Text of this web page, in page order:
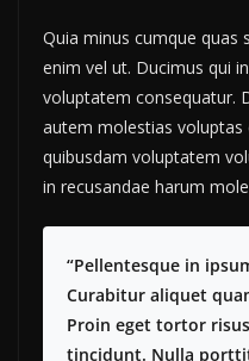
Quia minus cumque quas
enim vel ut. Ducimus qui
voluptatem consequatur.
autem molestias voluptas
quibusdam voluptatem
in recusandae harum
“Pellentesque in
Curabitur aliquet
Proin eget tortor
tincidunt. Nulla